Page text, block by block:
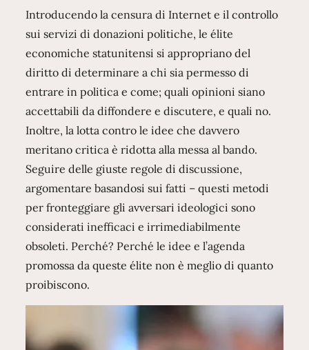
Introducendo la censura di Internet e il controllo
sui servizi di donazioni politiche, le élite
economiche statunitensi si appropriano del
diritto di determinare a chi sia permesso di
entrare in politica e come; quali opinioni siano
accettabili da diffondere e discutere, e quali no.
Inoltre, la lotta contro le idee che davvero
meritano critica è ridotta alla messa al bando.
Seguire delle giuste regole di discussione,
argomentare basandosi sui fatti – questi metodi
per fronteggiare gli avversari ideologici sono
considerati inefficaci e irrimediabilmente
obsoleti. Perché? Perché le idee e l’agenda
promossa da queste élite non è meglio di quanto
proibiscono.